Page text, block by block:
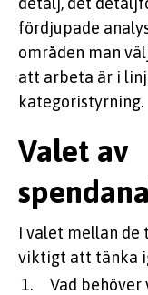
fördjupade
områden man
att arbeta är i
kategoristyrning.
Valet av
I valet mellan de
viktigt att tänka
Vad